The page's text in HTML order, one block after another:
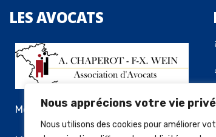
Nous apprécions votre vie
Nous utilisons des cookies pour améliorer
LESAVOCATS
Me Alexandre Chaperot